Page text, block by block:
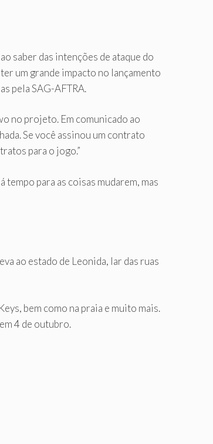
saber das intenções de ataque do
um grande impacto no lançamento
pela SAG-AFTRA.
no projeto. Em comunicado ao
Se você assinou um contrato
para o jogo.”
para as coisas mudarem, mas
ao estado de Leonida, lar das ruas
bem como na praia e muito mais.
4 de outubro.